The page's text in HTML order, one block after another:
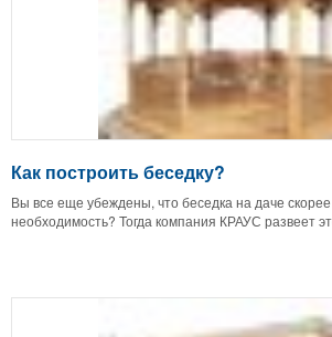
Как построить беседку?
Вы все еще убеждены, что беседка на даче
необходимость? Тогда компания КРАУС развеет